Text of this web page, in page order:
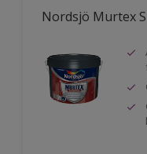
Nordsjö Murtex